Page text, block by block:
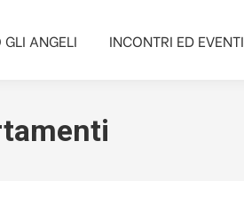
ANGELI INCONTRI ED EVENTI